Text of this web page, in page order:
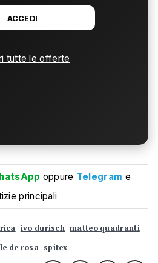
ACCEDI
tutte le offerte
oppure Telegram e
principali
ivo durisch matteo quadranti
de rosa spitex